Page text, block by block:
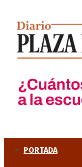
PORTADA